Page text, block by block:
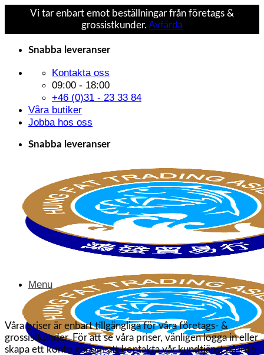
Vi tar enbart emot beställningar från företags &
grossistkunder. Avfärda
Snabba leveranser
Kontakta oss
09:00 - 18:00
+46 (0)31 - 23 33 84
Våra butiker
Jobba hos oss
Snabba leveranser
Menu
Våra priser är enbart tillgängliga för våra företags- &
grossistkunder. För att se våra priser, vänligen logga in eller
skapa ett konto genom att kontakta vår kundtjänst på +46